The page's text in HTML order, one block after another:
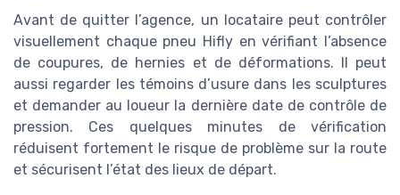
Avant de quitter l’agence, un locataire peut contrôler
visuellement chaque pneu Hifly en vérifiant l’absence
de coupures, de hernies et de déformations. Il peut
aussi regarder les témoins d’usure dans les sculptures
et demander au loueur la dernière date de contrôle de
pression. Ces quelques minutes de vérification
réduisent fortement le risque de problème sur la route
et sécurisent l’état des lieux de départ.